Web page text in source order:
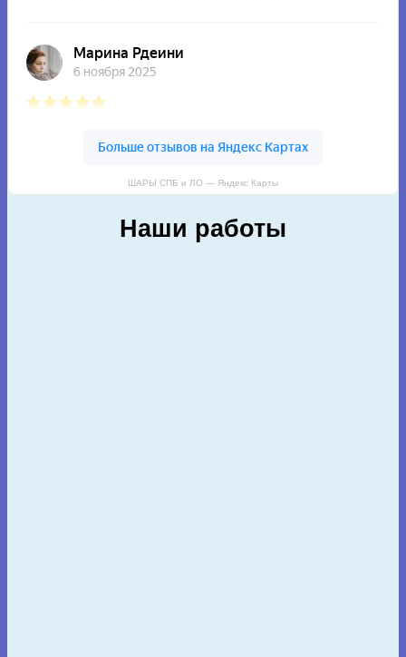
ШАРЫ СПБ и ЛО — Яндекс Карты
Наши работы